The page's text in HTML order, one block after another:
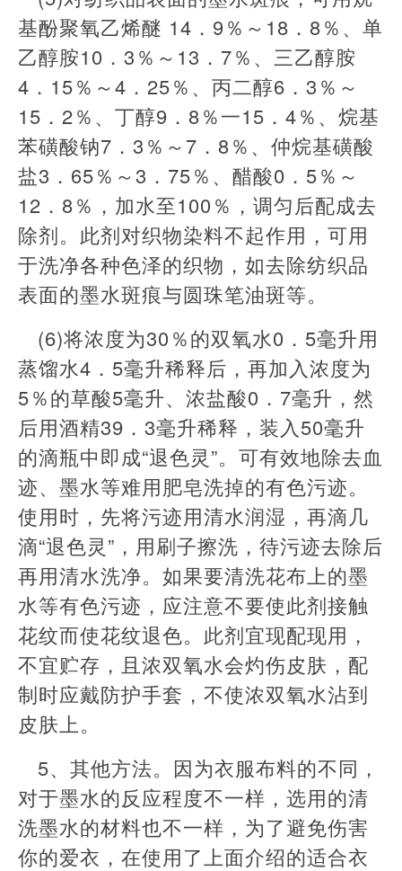
基酚聚氧乙烯醚 14．9％～18．8％、单
乙醇胺10．3％～13．7％、三乙醇胺
4．15％～4．25％、丙二醇6．3％～
15．2％、丁醇9．8％一15．4％、烷基
苯磺酸钠7．3％～7．8％、仲烷基磺酸
盐3．65％～3．75％、醋酸0．5％～
12．8％，加水至100％，调匀后配成去
除剂。此剂对织物染料不起作用，可用
于洗净各种色泽的织物，如去除纺织品
表面的墨水斑痕与圆珠笔油斑等。
(6)将浓度为30％的双氧水0．5毫升用
蒸馏水4．5毫升稀释后，再加入浓度为
5％的草酸5毫升、浓盐酸0．7毫升，然
后用酒精39．3毫升稀释，装入50毫升
的滴瓶中即成“退色灵”。可有效地除去血
迹、墨水等难用肥皂洗掉的有色污迹。
使用时，先将污迹用清水润湿，再滴几
滴“退色灵”，用刷子擦洗，待污迹去除后
再用清水洗净。如果要清洗花布上的墨
水等有色污迹，应注意不要使此剂接触
花纹而使花纹退色。此剂宜现配现用，
不宜贮存，且浓双氧水会灼伤皮肤，配
制时应戴防护手套，不使浓双氧水沾到
皮肤上。
5、其他方法。因为衣服布料的不同，
对于墨水的反应程度不一样，选用的清
洗墨水的材料也不一样，为了避免伤害
你的爱衣，在使用了上面介绍的适合衣